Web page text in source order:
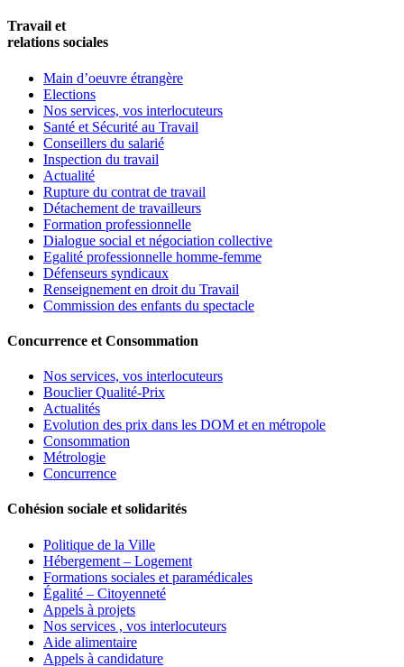
Travail et
relations sociales
Main d’oeuvre étrangère
Elections
Nos services, vos interlocuteurs
Santé et Sécurité au Travail
Conseillers du salarié
Inspection du travail
Actualité
Rupture du contrat de travail
Détachement de travailleurs
Formation professionnelle
Dialogue social et négociation collective
Egalité professionnelle homme-femme
Défenseurs syndicaux
Renseignement en droit du Travail
Commission des enfants du spectacle
Concurrence et Consommation
Nos services, vos interlocuteurs
Bouclier Qualité-Prix
Actualités
Evolution des prix dans les DOM et en métropole
Consommation
Métrologie
Concurrence
Cohésion sociale et solidarités
Politique de la Ville
Hébergement – Logement
Formations sociales et paramédicales
Égalité – Citoyenneté
Appels à projets
Nos services , vos interlocuteurs
Aide alimentaire
Appels à candidature